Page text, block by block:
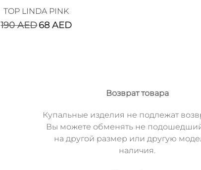
TOP LINDA PINK
190AED68AED
Возврат товара
Купальные изделия не подлежат
Вы можете обменять не
на другой размер или другую
наличия.